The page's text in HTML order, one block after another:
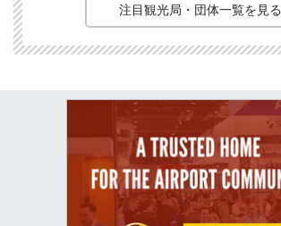
注目観光局・団体一覧を見る